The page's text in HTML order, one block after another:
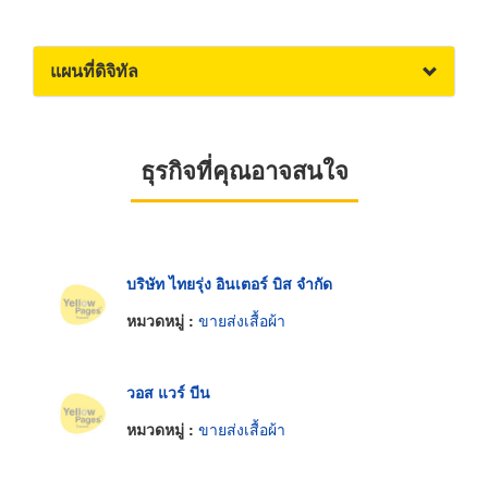
แผนที่ดิจิทัล
ธุรกิจที่คุณอาจสนใจ
บริษัท ไทยรุ่ง อินเตอร์ บิส จำกัด
หมวดหมู่ : ขายส่งเสื้อผ้า
วอส แวร์ บีน
หมวดหมู่ : ขายส่งเสื้อผ้า